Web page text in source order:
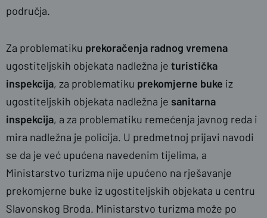
područja.
Za problematiku prekoračenja radnog vremena
ugostiteljskih objekata nadležna je turistička
inspekcija, za problematiku prekomjerne buke iz
ugostiteljskih objekata nadležna je sanitarna
inspekcija, a za problematiku remećenja javnog reda i
mira nadležna je policija. U predmetnoj prijavi navodi
se da je već upućena navedenim tijelima, a
Ministarstvo turizma nije upućeno na rješavanje
prekomjerne buke iz ugostiteljskih objekata u centru
Slavonskog Broda. Ministarstvo turizma može po